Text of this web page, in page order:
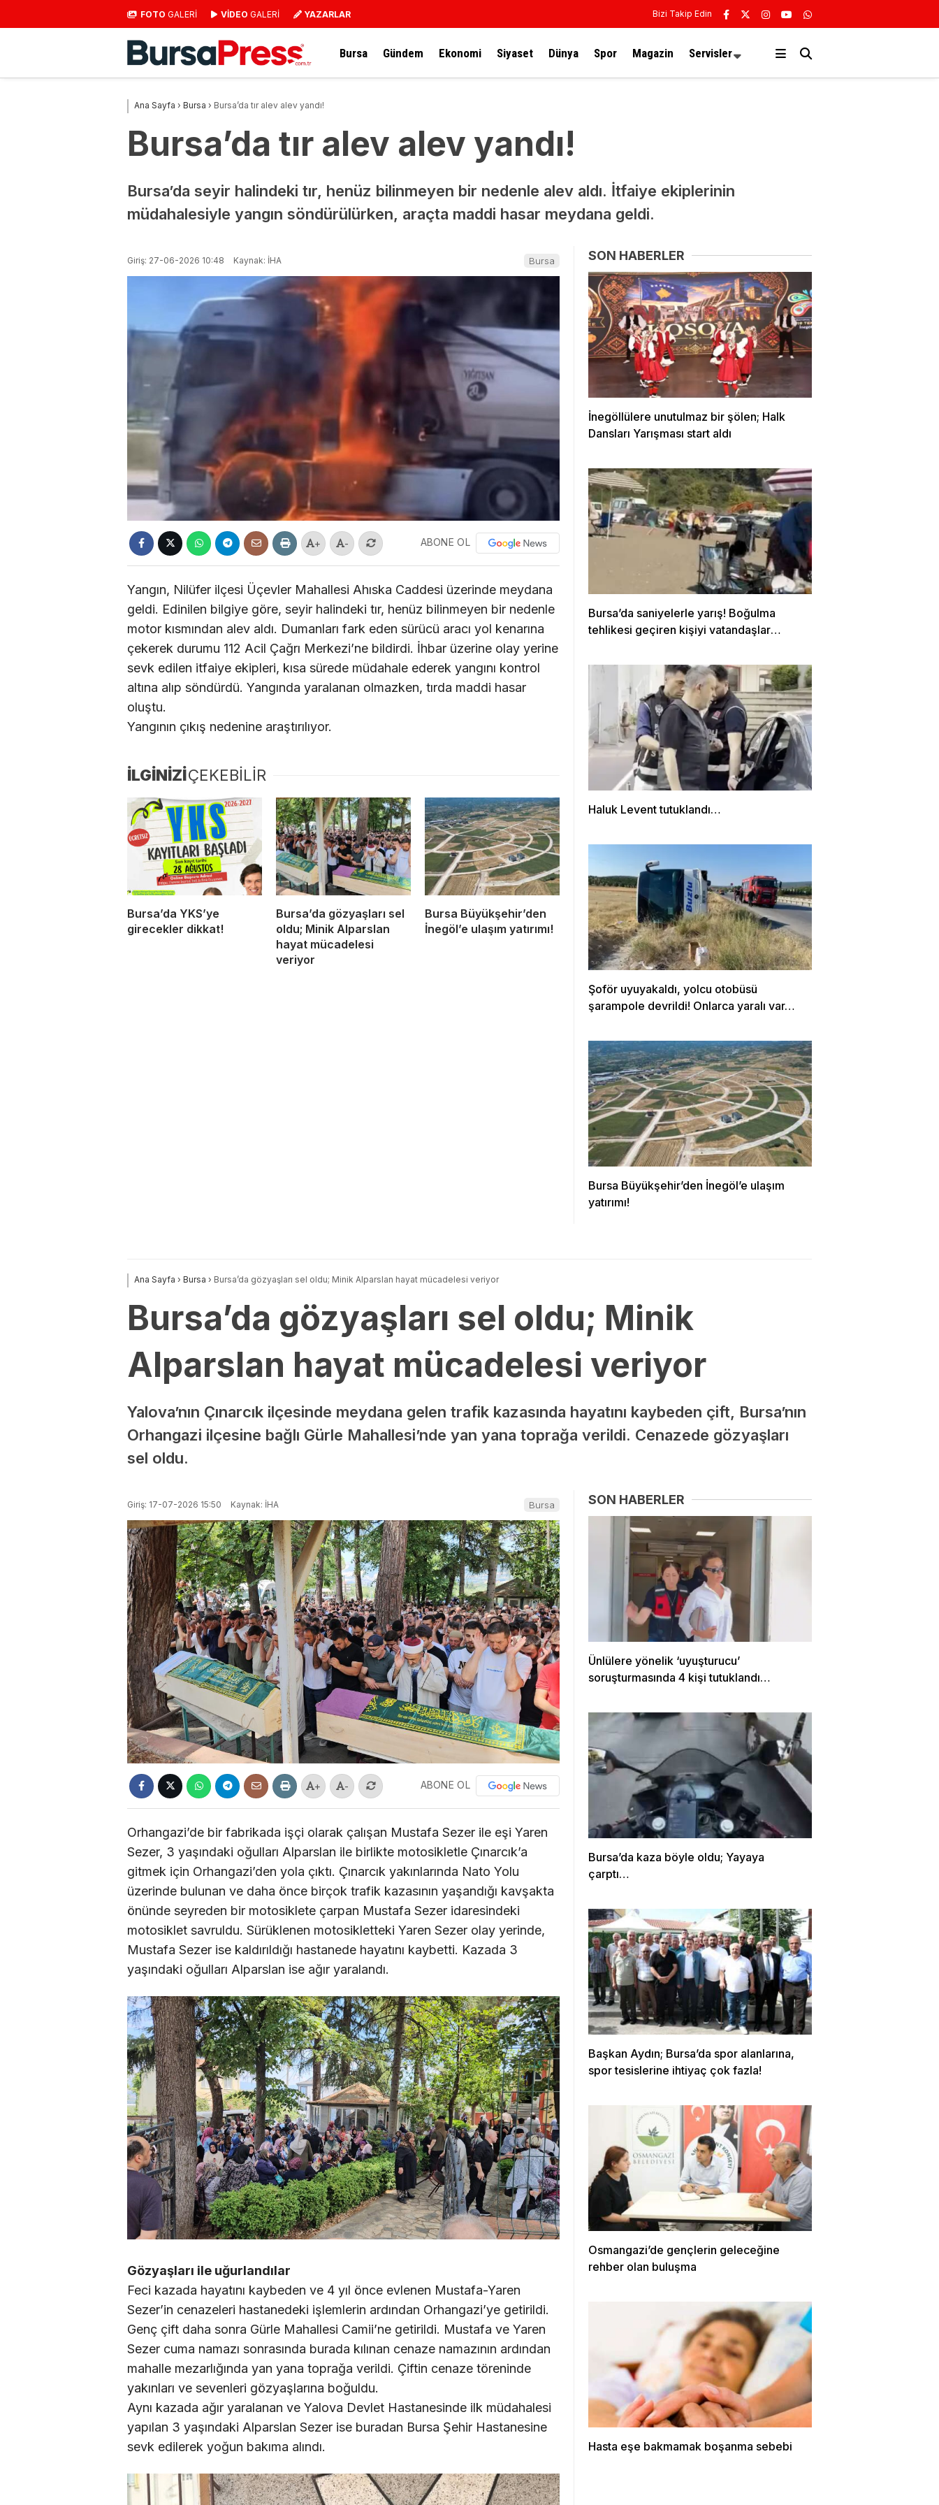
FOTO GALERİ VİDEO GALERİ YAZARLAR Bizi Takip Edin
Bursa Gündem Ekonomi Siyaset Dünya Spor Magazin Servisler
Ana Sayfa › Bursa › Bursa’da tır alev alev yandı!
Bursa’da tır alev alev yandı!
Bursa’da seyir halindeki tır, henüz bilinmeyen bir nedenle alev aldı. İtfaiye ekiplerinin
müdahalesiyle yangın söndürülürken, araçta maddi hasar meydana geldi.
Giriş: 27-06-2026 10:48 Kaynak: İHA Bursa
+ - ABONE OL
Yangın, Nilüfer ilçesi Üçevler Mahallesi Ahıska Caddesi üzerinde meydana
geldi. Edinilen bilgiye göre, seyir halindeki tır, henüz bilinmeyen bir nedenle
motor kısmından alev aldı. Dumanları fark eden sürücü aracı yol kenarına
çekerek durumu 112 Acil Çağrı Merkezi’ne bildirdi. İhbar üzerine olay yerine
sevk edilen itfaiye ekipleri, kısa sürede müdahale ederek yangını kontrol
altına alıp söndürdü. Yangında yaralanan olmazken, tırda maddi hasar
oluştu.
Yangının çıkış nedenine araştırılıyor.
İLGİNİZİÇEKEBİLİR
Bursa’da YKS’ye
girecekler dikkat!
Bursa’da gözyaşları sel
oldu; Minik Alparslan
hayat mücadelesi
veriyor
Bursa Büyükşehir’den
İnegöl’e ulaşım yatırımı!
SON HABERLER
İnegöllülere unutulmaz bir şölen; Halk
Dansları Yarışması start aldı
Bursa’da saniyelerle yarış! Boğulma
tehlikesi geçiren kişiyi vatandaşlar
Haluk Levent tutuklandı…
Şoför uyuyakaldı, yolcu otobüsü
şarampole devrildi! Onlarca yaralı var…
Bursa Büyükşehir’den İnegöl’e ulaşım
yatırımı!
Ana Sayfa › Bursa › Bursa’da gözyaşları sel oldu; Minik Alparslan hayat mücadelesi veriyor
Bursa’da gözyaşları sel oldu; Minik
Alparslan hayat mücadelesi veriyor
Yalova’nın Çınarcık ilçesinde meydana gelen trafik kazasında hayatını kaybeden çift, Bursa’nın
Orhangazi ilçesine bağlı Gürle Mahallesi’nde yan yana toprağa verildi. Cenazede gözyaşları
sel oldu.
Giriş: 17-07-2026 15:50 Kaynak: İHA Bursa
+ - ABONE OL
Orhangazi’de bir fabrikada işçi olarak çalışan Mustafa Sezer ile eşi Yaren
Sezer, 3 yaşındaki oğulları Alparslan ile birlikte motosikletle Çınarcık’a
gitmek için Orhangazi’den yola çıktı. Çınarcık yakınlarında Nato Yolu
üzerinde bulunan ve daha önce birçok trafik kazasının yaşandığı kavşakta
önünde seyreden bir motosiklete çarpan Mustafa Sezer idaresindeki
motosiklet savruldu. Sürüklenen motosikletteki Yaren Sezer olay yerinde,
Mustafa Sezer ise kaldırıldığı hastanede hayatını kaybetti. Kazada 3
yaşındaki oğulları Alparslan ise ağır yaralandı.
Gözyaşları ile uğurlandılar
Feci kazada hayatını kaybeden ve 4 yıl önce evlenen Mustafa-Yaren
Sezer’in cenazeleri hastanedeki işlemlerin ardından Orhangazi’ye getirildi.
Genç çift daha sonra Gürle Mahallesi Camii’ne getirildi. Mustafa ve Yaren
Sezer cuma namazı sonrasında burada kılınan cenaze namazının ardından
mahalle mezarlığında yan yana toprağa verildi. Çiftin cenaze töreninde
yakınları ve sevenleri gözyaşlarına boğuldu.
Aynı kazada ağır yaralanan ve Yalova Devlet Hastanesinde ilk müdahalesi
yapılan 3 yaşındaki Alparslan Sezer ise buradan Bursa Şehir Hastanesine
sevk edilerek yoğun bakıma alındı.
SON HABERLER
Ünlülere yönelik ‘uyuşturucu’
soruşturmasında 4 kişi tutuklandı…
Bursa’da kaza böyle oldu; Yayaya
çarptı…
Başkan Aydın; Bursa’da spor alanlarına,
spor tesislerine ihtiyaç çok fazla!
Osmangazi’de gençlerin geleceğine
rehber olan buluşma
Hasta eşe bakmamak boşanma sebebi